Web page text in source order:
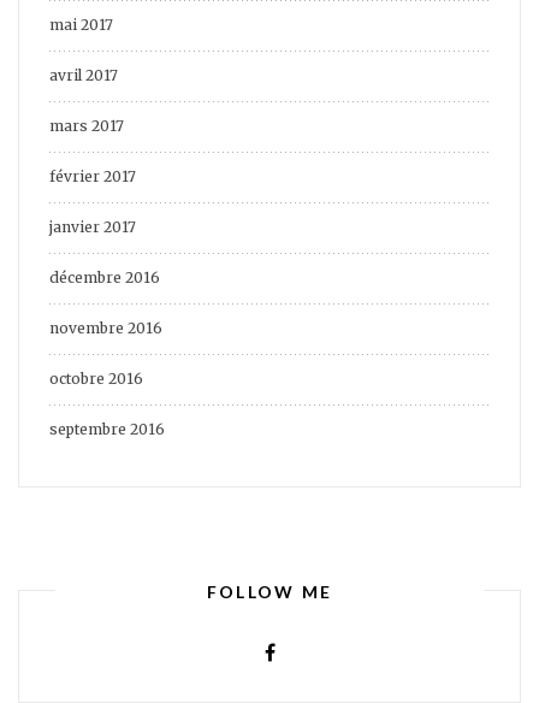
mai 2017
avril 2017
mars 2017
février 2017
janvier 2017
décembre 2016
novembre 2016
octobre 2016
septembre 2016
FOLLOW ME